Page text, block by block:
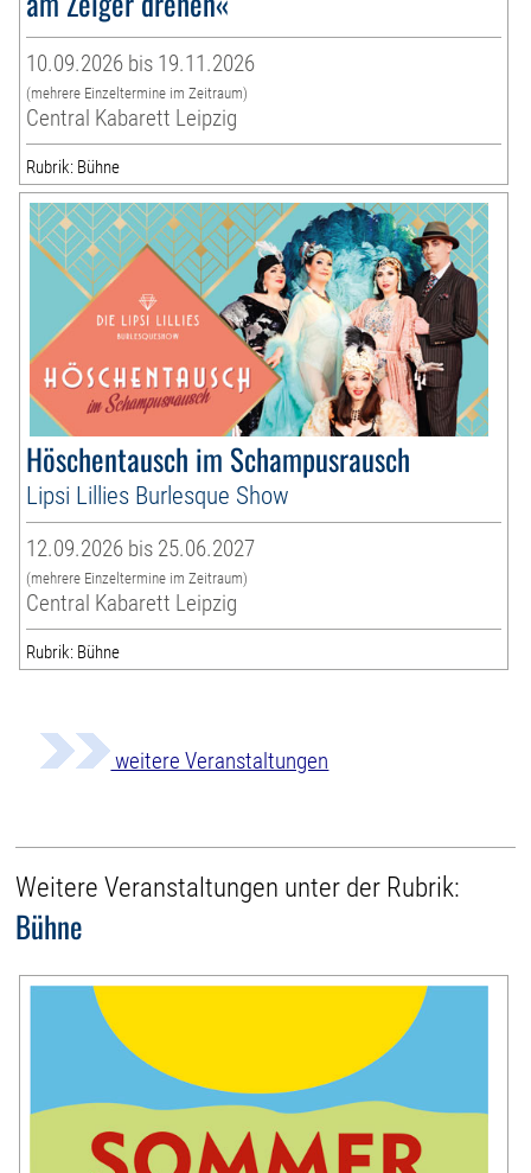
10.09.2026 bis 19.11.2026
(mehrere Einzeltermine im Zeitraum)
Central Kabarett Leipzig
Rubrik: Bühne
Höschentausch im Schampusrausch
Lipsi Lillies Burlesque Show
12.09.2026 bis 25.06.2027
(mehrere Einzeltermine im Zeitraum)
Central Kabarett Leipzig
Rubrik: Bühne
weitere Veranstaltungen
Weitere Veranstaltungen unter der Rubrik:
Bühne